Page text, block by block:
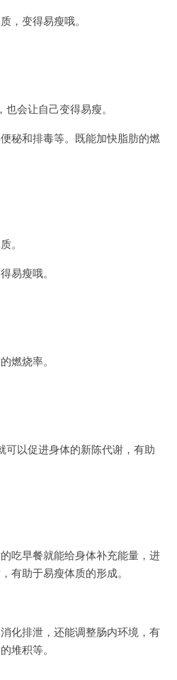
，变得易瘦哦。
会让自己变得易瘦。
秘和排毒等。既能加快脂肪的燃
。
易瘦哦。
燃烧率。
以促进身体的新陈代谢，有助
吃早餐就能给身体补充能量，进
有助于易瘦体质的形成。
化排泄，还能调整肠内环境，有
堆积等。